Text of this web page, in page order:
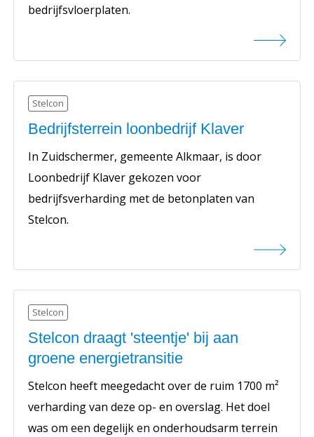
bedrijfsvloerplaten.
Stelcon
Bedrijfsterrein loonbedrijf Klaver
In Zuidschermer, gemeente Alkmaar, is door
Loonbedrijf Klaver gekozen voor
bedrijfsverharding met de betonplaten van
Stelcon.
Stelcon
Stelcon draagt 'steentje' bij aan
groene energietransitie
Stelcon heeft meegedacht over de ruim 1700 m²
verharding van deze op- en overslag. Het doel
was om een degelijk en onderhoudsarm terrein